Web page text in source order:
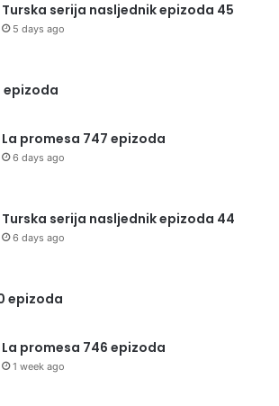
Turska serija nasljednik epizoda 45
5 days ago
epizoda
La promesa 747 epizoda
6 days ago
Turska serija nasljednik epizoda 44
6 days ago
epizoda
La promesa 746 epizoda
1 week ago